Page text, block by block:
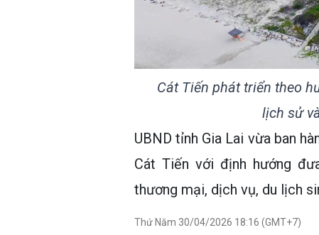
Cát Tiến phát triển theo
lịch sử
UBND tỉnh Gia Lai vừa ban
Cát Tiến với định hướng
thương mại, dịch vụ, du lịch
Thứ Năm 30/04/2026 18:16 (GMT+7)